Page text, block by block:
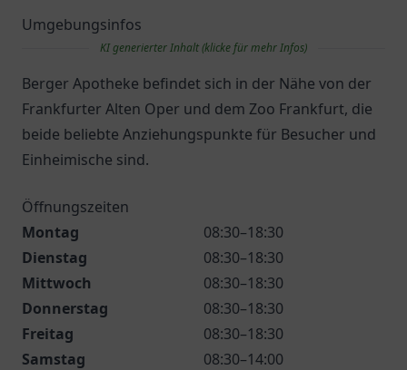
Umgebungsinfos
KI generierter Inhalt (klicke für mehr Infos)
Berger Apotheke befindet sich in der Nähe von der
Frankfurter Alten Oper und dem Zoo Frankfurt, die
beide beliebte Anziehungspunkte für Besucher und
Einheimische sind.
Öffnungszeiten
Montag
08:30–18:30
Dienstag
08:30–18:30
Mittwoch
08:30–18:30
Donnerstag
08:30–18:30
Freitag
08:30–18:30
Samstag
08:30–14:00